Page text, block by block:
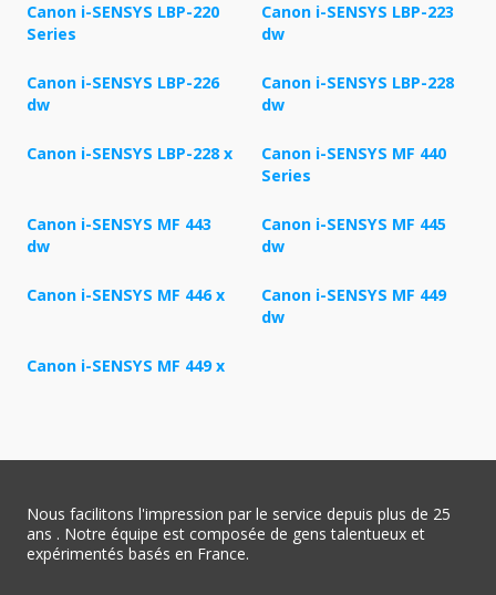
Canon i-SENSYS LBP-220
Series
Canon i-SENSYS LBP-223
dw
Canon i-SENSYS LBP-226
dw
Canon i-SENSYS LBP-228
dw
Canon i-SENSYS LBP-228 x
Canon i-SENSYS MF 440
Series
Canon i-SENSYS MF 443
dw
Canon i-SENSYS MF 445
dw
Canon i-SENSYS MF 446 x
Canon i-SENSYS MF 449
dw
Canon i-SENSYS MF 449 x
Nous facilitons l'impression par le service depuis plus de 25
ans . Notre équipe est composée de gens talentueux et
expérimentés basés en France.